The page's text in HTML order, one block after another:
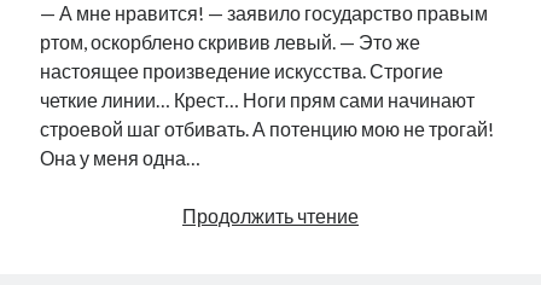
— А мне нравится! — заявило государство правым
ртом, оскорблено скривив левый. — Это же
настоящее произведение искусства. Строгие
четкие линии… Крест… Ноги прям сами начинают
строевой шаг отбивать. А потенцию мою не трогай!
Она у меня одна…
Продолжить чтениеДвухголовый